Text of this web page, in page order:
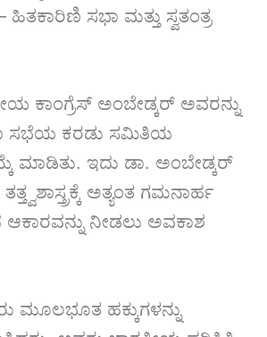
ಹಿತಕಾರಿಣಿ ಸಭಾ ಮತ್ತು ಸ್ವತಂತ್ರ
ಕಾಂಗ್ರೆಸ್ ಅಂಬೇಡ್ಕರ್ ಅವರನ್ನು
ಸಭೆಯ ಕರಡು ಸಮಿತಿಯ
ಮಾಡಿತು. ಇದು ಡಾ. ಅಂಬೇಡ್ಕರ್
ಅತ್ಯಂತ ಗಮನಾರ್ಹ
ಆಕಾರವನ್ನು ನೀಡಲು ಅವಕಾಶ
ಮೂಲಭೂತ ಹಕ್ಕುಗಳನ್ನು